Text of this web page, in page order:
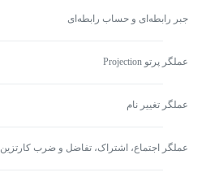
جبر رابطه‌ای و حساب رابطه‌ای
عملگر پرتو Projection
عملگر تغییر نام
عملگر اجتماع، اشتراک، تفاضل و ضرب کارتزین